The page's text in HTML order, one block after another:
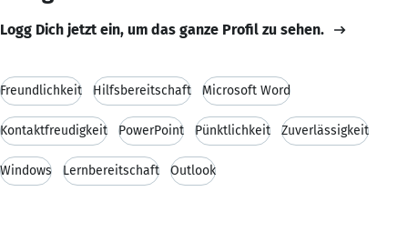
Logg Dich jetzt ein, um das ganze Profil zu sehen.
Freundlichkeit Hilfsbereitschaft Microsoft Word
Kontaktfreudigkeit PowerPoint Pünktlichkeit Zuverlässigkeit
Windows Lernbereitschaft Outlook